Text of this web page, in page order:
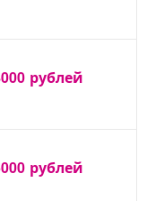
рублей
рублей